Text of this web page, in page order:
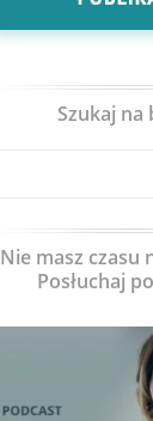
Szukaj na
Nie masz czasu
Posłuchaj